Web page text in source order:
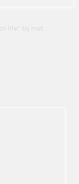
life" bij met…